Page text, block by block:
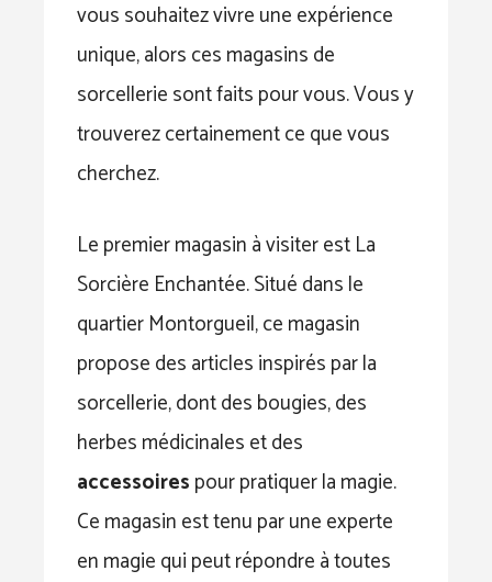
vous souhaitez vivre une expérience
unique, alors ces magasins de
sorcellerie sont faits pour vous. Vous y
trouverez certainement ce que vous
cherchez.
Le premier magasin à visiter est La
Sorcière Enchantée. Situé dans le
quartier Montorgueil, ce magasin
propose des articles inspirés par la
sorcellerie, dont des bougies, des
herbes médicinales et des
accessoirespour pratiquer la magie.
Ce magasin est tenu par une experte
en magie qui peut répondre à toutes